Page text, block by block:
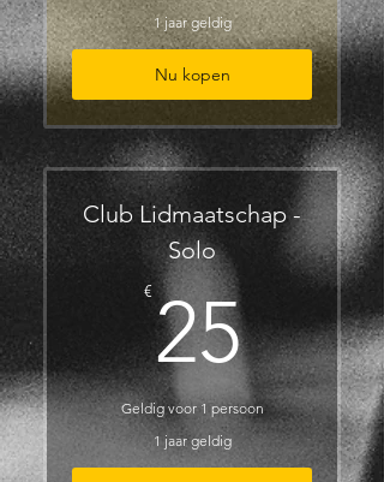
1 jaar geldig
Nu kopen
Club Lidmaatschap -
Solo
€2525€
Geldig voor 1 persoon
1 jaar geldig